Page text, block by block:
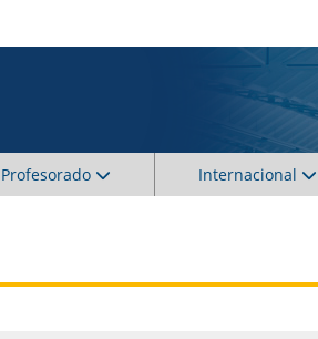
Profesorado Internacional